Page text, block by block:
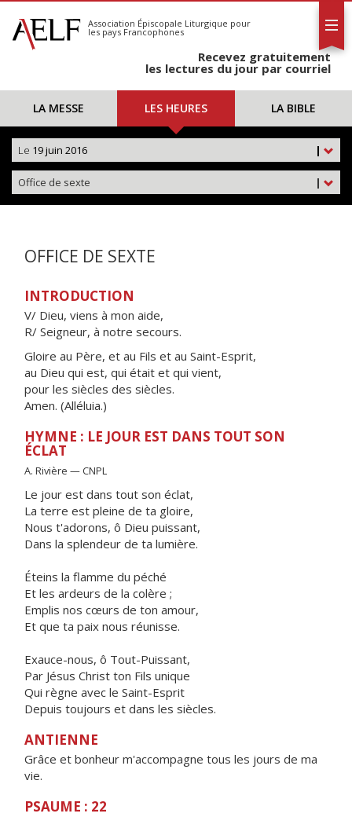
S'abonner
Calendrier
Association Épiscopale Liturgique pour
les pays Francophones
Recevez gratuitement
les lectures du jour par courriel
LA MESSE LES HEURES LA BIBLE
|
Le 19 juin 2016
|
Office de sexte
OFFICE DE SEXTE
INTRODUCTION
V/ Dieu, viens à mon aide,
R/ Seigneur, à notre secours.
Gloire au Père, et au Fils et au Saint-Esprit,
au Dieu qui est, qui était et qui vient,
pour les siècles des siècles.
Amen. (Alléluia.)
HYMNE : LE JOUR EST DANS TOUT SON
ÉCLAT
A. Rivière — CNPL
Le jour est dans tout son éclat,
La terre est pleine de ta gloire,
Nous t'adorons, ô Dieu puissant,
Dans la splendeur de ta lumière.
Éteins la flamme du péché
Et les ardeurs de la colère ;
Emplis nos cœurs de ton amour,
Et que ta paix nous réunisse.
Exauce-nous, ô Tout-Puissant,
Par Jésus Christ ton Fils unique
Qui règne avec le Saint-Esprit
Depuis toujours et dans les siècles.
ANTIENNE
Grâce et bonheur m'accompagne tous les jours de ma
vie.
PSAUME : 22